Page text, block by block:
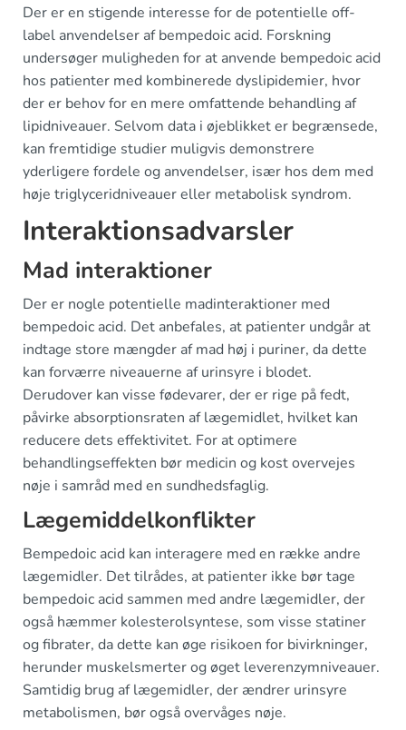
Der er en stigende interesse for de potentielle off-
label anvendelser af bempedoic acid. Forskning
undersøger muligheden for at anvende bempedoic acid
hos patienter med kombinerede dyslipidemier, hvor
der er behov for en mere omfattende behandling af
lipidniveauer. Selvom data i øjeblikket er begrænsede,
kan fremtidige studier muligvis demonstrere
yderligere fordele og anvendelser, især hos dem med
høje triglyceridniveauer eller metabolisk syndrom.
Interaktionsadvarsler
Mad interaktioner
Der er nogle potentielle madinteraktioner med
bempedoic acid. Det anbefales, at patienter undgår at
indtage store mængder af mad høj i puriner, da dette
kan forværre niveauerne af urinsyre i blodet.
Derudover kan visse fødevarer, der er rige på fedt,
påvirke absorptionsraten af lægemidlet, hvilket kan
reducere dets effektivitet. For at optimere
behandlingseffekten bør medicin og kost overvejes
nøje i samråd med en sundhedsfaglig.
Lægemiddelkonflikter
Bempedoic acid kan interagere med en række andre
lægemidler. Det tilrådes, at patienter ikke bør tage
bempedoic acid sammen med andre lægemidler, der
også hæmmer kolesterolsyntese, som visse statiner
og fibrater, da dette kan øge risikoen for bivirkninger,
herunder muskelsmerter og øget leverenzymniveauer.
Samtidig brug af lægemidler, der ændrer urinsyre
metabolismen, bør også overvåges nøje.